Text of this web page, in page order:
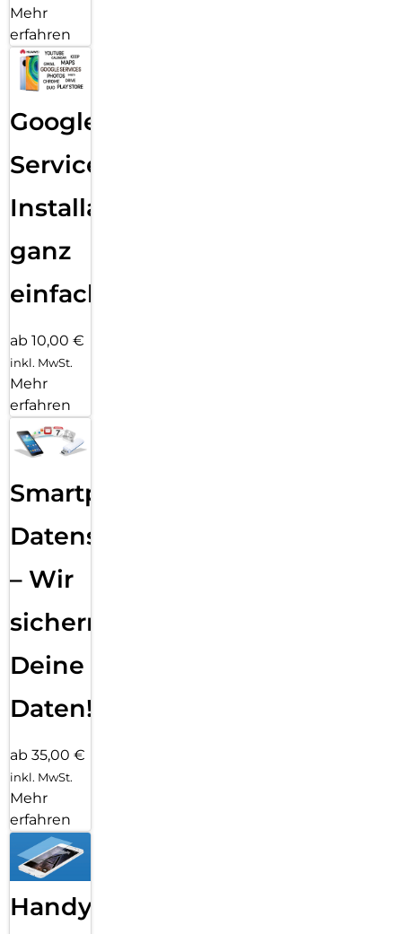
Mehr
erfahren
Google
Services
Installation
ganz
einfach
ab 10,00 €
inkl. MwSt.
Mehr
erfahren
Smartphone
Datensicherung
– Wir
sichern
Deine
Daten!
ab 35,00 €
inkl. MwSt.
Mehr
erfahren
Handy